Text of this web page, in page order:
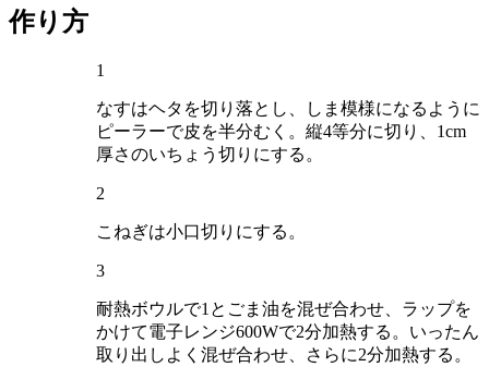
作り方
1
なすはヘタを切り落とし、しま模様になるように
ピーラーで皮を半分むく。縦4等分に切り、1cm
厚さのいちょう切りにする。
2
こねぎは小口切りにする。
3
耐熱ボウルで1とごま油を混ぜ合わせ、ラップを
かけて電子レンジ600Wで2分加熱する。いったん
取り出しよく混ぜ合わせ、さらに2分加熱する。